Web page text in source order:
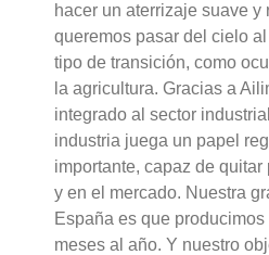
hacer un aterrizaje suave y
queremos pasar del cielo
tipo de transición, como
la agricultura. Gracias a
integrado al sector
industria juega un papel
importante, capaz de
y en el mercado. Nuestra
España es que
meses al año. Y nuestro